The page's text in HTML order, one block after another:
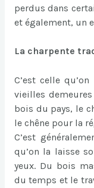
perdus dans
et également, un
La charpente
C’est celle
vieilles
bois du pays, le
le chêne pour la
C’est
qu’on la laisse
yeux. Du bois
du temps et le